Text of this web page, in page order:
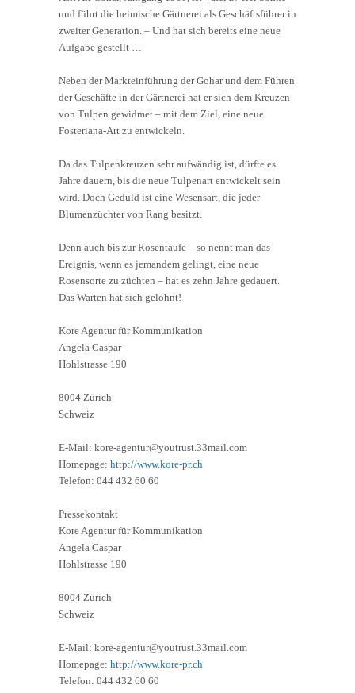
und führt die heimische Gärtnerei als Geschäftsführer in
zweiter Generation. – Und hat sich bereits eine neue
Aufgabe gestellt …
Neben der Markteinführung der Gohar und dem Führen
der Geschäfte in der Gärtnerei hat er sich dem Kreuzen
von Tulpen gewidmet – mit dem Ziel, eine neue
Fosteriana-Art zu entwickeln.
Da das Tulpenkreuzen sehr aufwändig ist, dürfte es
Jahre dauern, bis die neue Tulpenart entwickelt sein
wird. Doch Geduld ist eine Wesensart, die jeder
Blumenzüchter von Rang besitzt.
Denn auch bis zur Rosentaufe – so nennt man das
Ereignis, wenn es jemandem gelingt, eine neue
Rosensorte zu züchten – hat es zehn Jahre gedauert.
Das Warten hat sich gelohnt!
Kore Agentur für Kommunikation
Angela Caspar
Hohlstrasse 190
8004 Zürich
Schweiz
E-Mail: kore-agentur@youtrust.33mail.com
Homepage: http://www.kore-pr.ch
Telefon: 044 432 60 60
Pressekontakt
Kore Agentur für Kommunikation
Angela Caspar
Hohlstrasse 190
8004 Zürich
Schweiz
E-Mail: kore-agentur@youtrust.33mail.com
Homepage: http://www.kore-pr.ch
Telefon: 044 432 60 60